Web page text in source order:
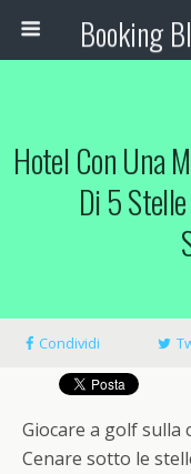
Hotel Con Una
Di 5
Condividi
Giocare a golf sulla
Cenare sotto le